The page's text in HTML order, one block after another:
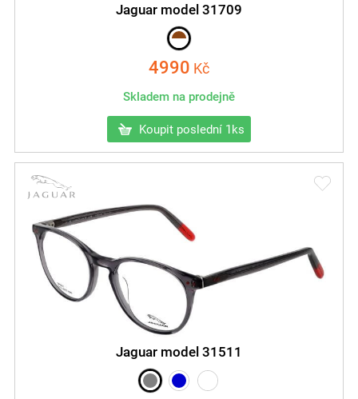
Jaguar model 31709
4990 Kč
Skladem na prodejně
Koupit poslední 1ks
Jaguar model 31511